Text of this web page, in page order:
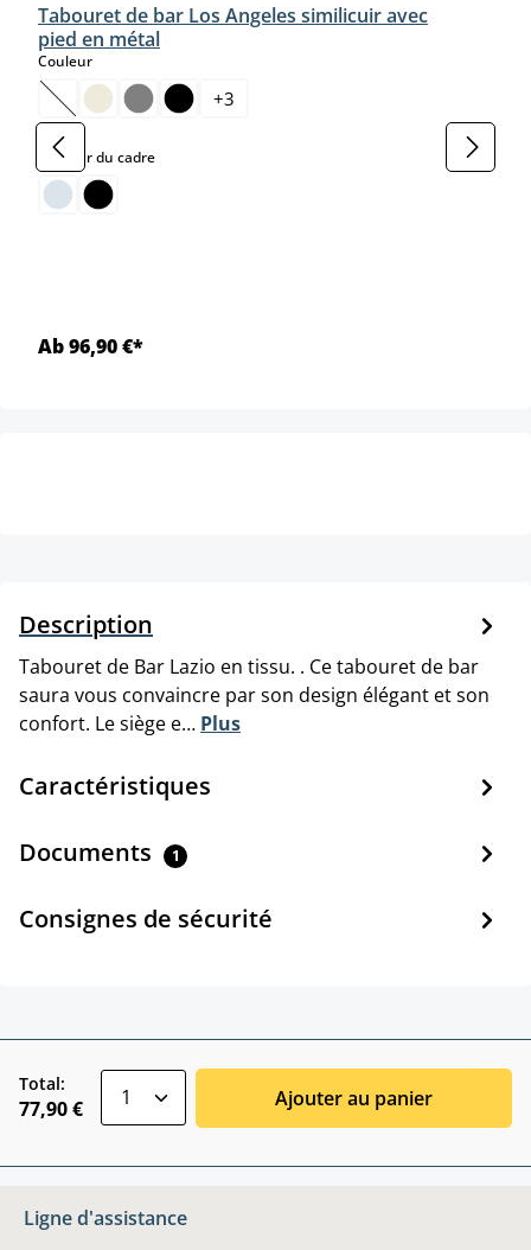
Tabouret de bar Los Angeles similicuir avec
pied en métal
Couleurselect
(Cette option n'est pas disponible pour le moment.)
+3
Couleur du cadreselect
Ab 96,90 €*
Description
Tabouret de Bar Lazio en tissu. . Ce tabouret de bar
saura vous convaincre par son design élégant et son
confort. Le siège e… Plus
Caractéristiques
Documents 1
Consignes de sécurité
Total:
77,90 € Ajouter au panier
Ligne d'assistance